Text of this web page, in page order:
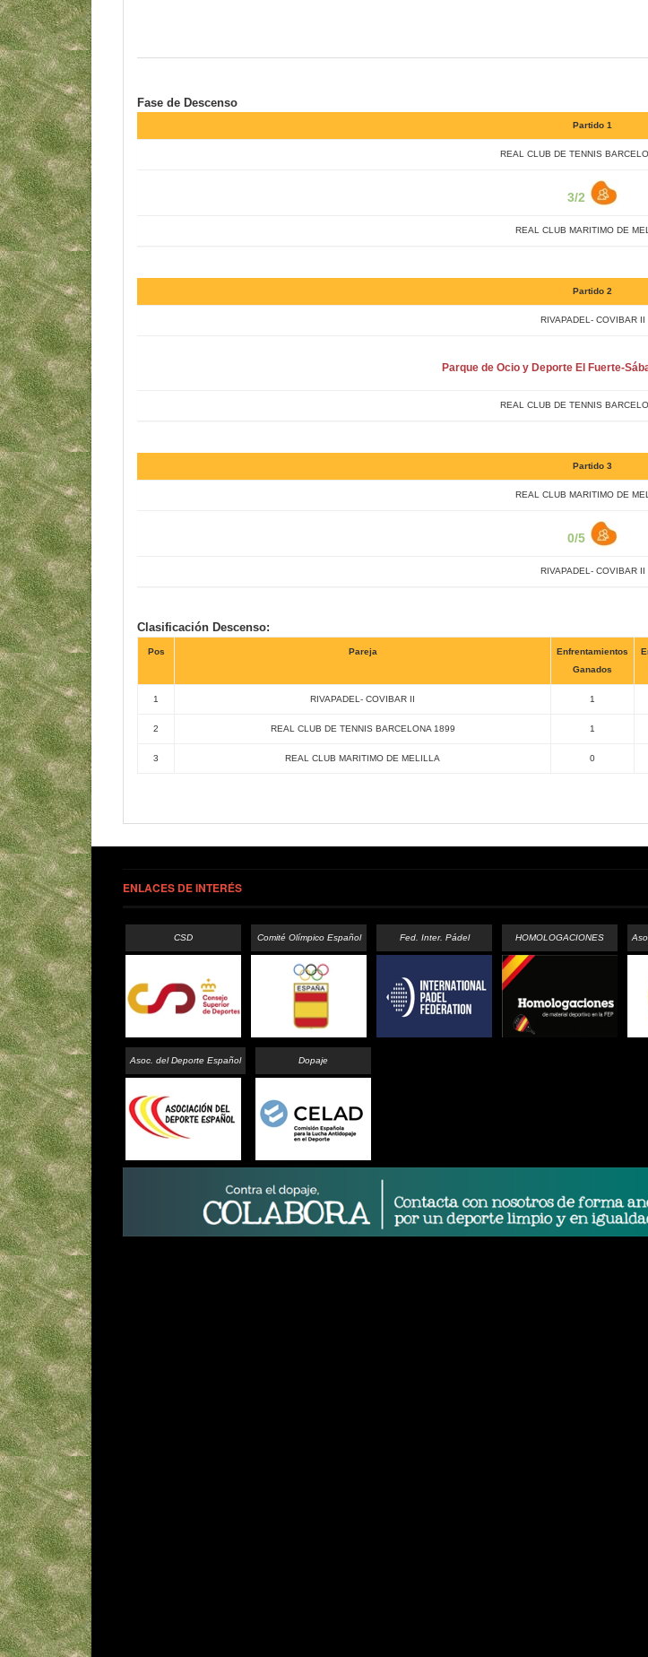
Fase de Descenso
Partido 1
REAL CLUB DE TENNIS
3/2
REAL CLUB MARITIMO DE
Partido 2
RIVAPADEL- COVIBAR II
Parque de Ocio y Deporte El Fuerte-
REAL CLUB DE TENNIS
Partido 3
REAL CLUB MARITIMO DE
0/5
RIVAPADEL- COVIBAR II
Clasificación Descenso:
Pos Pareja
Enfrentamientos
Ganados
1 RIVAPADEL- COVIBAR II 1
2 REAL CLUB DE TENNIS BARCELONA 1899 1
3 REAL CLUB MARITIMO DE MELILLA 0
ENLACES DE INTERÉS
CSD Comité Olímpico Español Fed. Inter. Pádel HOMOLOGACIONES
Asoc. del Deporte Español Dopaje